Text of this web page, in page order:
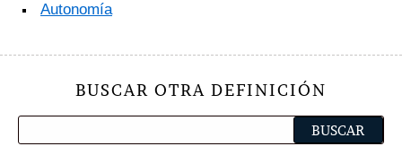
Autonomía
BUSCAR OTRA DEFINICIÓN